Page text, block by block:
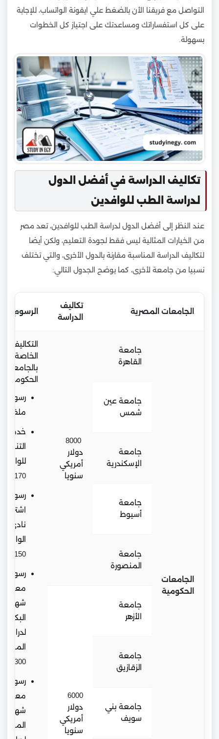
التواصل مع فريقنا الأن بالضغط علي ايقونة الواتساب، للإجابة
على كل استفساراتك ومساعدتك على اجتياز كل الخطوات
بسهولة.
تكاليف الدراسة في أفضل الدول
لدراسة الطب للوافدين
عند النظر إلى أفضل الدول لدراسة الطب للوافدين، تعد مصر
من الخيارات المثالية ليس فقط لجودة التعليم، ولكن أيضا
لتكاليف الدراسة المناسبة مقارنة بالدول الأخرى، والتي تختلف
نسبيا من جامعة لأخرى، كما يوضح الجدول التالي:
الجامعات المصرية
تكاليف
الدراسة
الرسوم
الجامعات
الحكومية
جامعة
القاهرة
8000
دولار
أمريكي
سنويا
التكاليف
الخاصة
بالجامعات
الحكومية:
رسوم
ملف 170$
خدمة
التنسيق
170$
رسوم
اشتراك
نادي
150$
رسوم
معادلة
شهادة
لدراسة
300$
رسوم
معادلة
شهادة
جامعة عين
شمس
جامعة
الإسكندرية
جامعة
أسيوط
جامعة
المنصورة
جامعة
الأزهر
6000
دولار
أمريكي
سنويا
جامعة
الزقازيق
جامعة بني
سويف